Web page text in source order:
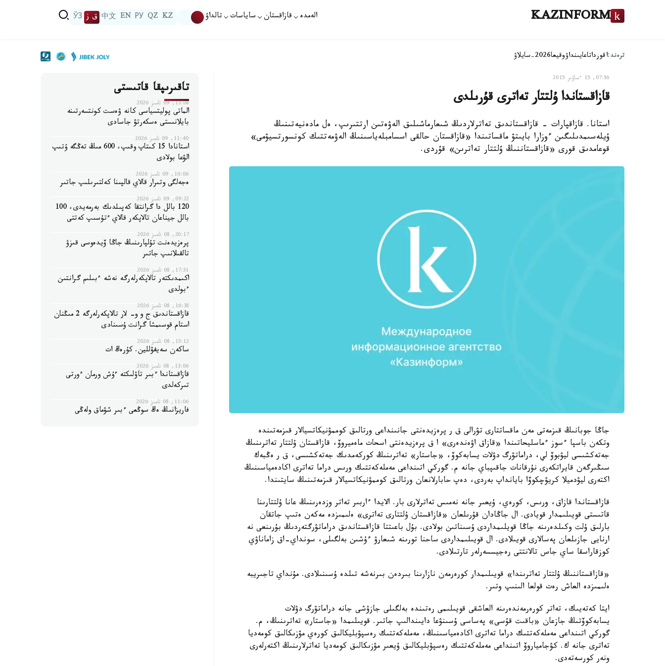
KAZINFORM الەمدە قازاقستان ساياسات تالداۋ KZ
QZ
РУ
EN
中文 ق ز ЎЗ
ترەند:اقورداتاعايىنداۋوقيعا2026-سايلاۋ
07:56, 15 ءساۋىر 2015
قازاقستاندا ۇلتتار تەاترى قۇرىلدى
استانا. قازاقپارات - قازاقستاندىق تەاترلاردىڭ شىعارماشىلىق الەۋەتىن ارتتىرىپ، ەل مادەنيەتىنىڭ
ۇيلەسىمدىلىگىن ءوزارا بايىتۋ ماقساتىندا «قازاقستان حالقى اسسامبلەياسىنىڭ الەۋمەتتىك كونسورتسيۋمى»
قوعامدىق قورى «قازاقستاننىڭ ۇلتتار تەاترىن» قۇردى.
جاڭا جوبانىڭ قىزمەتى مەن ماقساتتارى تۋرالى ق ر پرەزيدەنتى جانىنداعى ورتالىق كوممۋنيكاتسيالار قىزمەتىندە
وتكەن باسپا ءسوز ءماسليحاتىندا «قازاق اۋەندەرى» ا ق پرەزيدەنتى اسحات ماەميروۆ، قازاقستان ۇلتتار تەاترىنىڭ
جەتەكشىسى ليۋبوۆ لي، دراماتۋرگ دۋلات يسابەكوۆ، «جاستار» تەاترىنىڭ كوركەمدىك جەتەكشىسى، ق ر ەڭبەك
سىڭىرگەن قايراتكەرى نۇرقانات جاقىپباي جانە م. گوركي اتىنداعى مەملەكەتتىك ورىس دراما تەاترى اكادەمياسىنىڭ
اكتەرى ليۋدميلا كريۋچكوۆا بايانداپ بەردى، دەپ حابارلانعان ورتالىق كوممۋنيكاتسيالار قىزمەتىنىڭ سايتىندا.
قازاقستاندا قازاق، ورىس، كورەي، ۇيعىر جانە نەمىس تەاترلارى بار. الايدا ءاربىر تەاتر وزدەرىنىڭ عانا ۇلتتارىنا
قاتىستى قويىلىمدار قويادى. ال جاڭادان قۇرىلعان «قازاقستان ۇلتتارى تەاترى» ەلىمىزدە مەكەن ەتىپ جاتقان
بارلىق ۇلت وكىلدەرىنە جاڭا قويلىمداردى ۇسىناتىن بولادى. بۇل باعىتتا قازاقستاندىق دراماتۋرگتەردىڭ بۇرىنعى نە
ارنايى جازىلعان پەسالارى قويىلادى. ال قويىلىمداردى ساحنا تورىنە شىعارۋ ءۇشىن بەلگىلى، سونداي-اق زاماناۋي
كوزقاراسقا ساي جاس تالانتتى رەجيسسەرلەر تارتىلادى.
«قازاقستاننىڭ ۇلتتار تەاترىندا» قويىلىمدار كورەرمەن نازارىنا بىردەن بىرنەشە تىلدە ۇسىنىلادى. مۇنداي تاجىريبە
ەلىمىزدە العاش رەت قولعا الىنىپ وتىر.
ايتا كەتەيىك، تەاتر كورەرمەندەرىنە العاشقى قويىلىمى رەتىندە بەلگىلى جازۋشى جانە دراماتۋرگ دۋلات
يسابەكوۆتىڭ جازعان «باقىت قۇسى» پەساسى ۇسىنۋعا دايىندالىپ جاتىر. قويىلىمدا «جاستار» تەاترىنىڭ، م.
گوركي اتىنداعى مەملەكەتتىك دراما تەاترى اكادەمياسىنىڭ، مەملەكەتتىك رەسپۋبليكالىق كورەي مۋزىكالىق كومەديا
تەاترى جانە ك. كۋجامياروۆ اتىنداعى مەملەكەتتىك رەسپۋبليكالىق ۇيعىر مۋزىكالىق كومەديا تەاترلارىنىڭ اكتەرلەرى
ونەر كورسەتەدى.
تاقىرىپقا قاتىستى
13:08, 09 تامىز 2026
الماتى پوليتسياسى كانە ۋەست كونتسەرتىنە
بايلانىستى ەسكەرتۋ جاسادى
11:40, 09 تامىز 2026
استانادا 15 كىتاپ وقىپ، 600 مىڭ تەڭگە ۇتىپ
الۋعا بولادى
10:06, 09 تامىز 2026
ەجەلگى وتىرار قالاي قالپىنا كەلتىرىلىپ جاتىر
09:22, 09 تامىز 2026
120 بالل دا گرانتقا كەپىلدىك بەرمەيدى، 100
بالل جيناعان تالاپكەر قالاي ءتۇسىپ كەتتى
20:17, 08 تامىز 2026
پرەزيدەنت تۇلپارىنىڭ جاڭا ۆيدەوسى قىزۋ
تالقىلانىپ جاتىر
17:51, 08 تامىز 2026
اكىمدىكتەر تالاپكەرلەرگە نەشە ءبىلىم گرانتىن
ءبولدى
16:38, 08 تامىز 2026
قازاقستاندىق ج و و- لار تالاپكەرلەرگە 2 مىڭنان
استام قوسىمشا گرانت ۇسىنادى
15:12, 08 تامىز 2026
ساكەن سەيفۋللين. كۇرەڭ ات
13:06, 08 تامىز 2026
قازاقستاندا ءبىر تاۋلىكتە ءۇش ورمان ءورتى
تىركەلدى
11:06, 08 تامىز 2026
فاريزانىڭ ەڭ سوڭعى ءبىر شۋماق ولەڭى